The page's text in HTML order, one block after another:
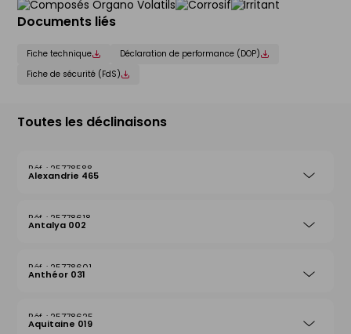
Documents liés
Fiche technique
Déclaration de performance (DOP)
Fiche de sécurité (FdS)
Toutes les déclinaisons
25778588
Alexandrie 465
25778618
Antalya 002
25778601
Anthéor 031
25778625
Aquitaine 019